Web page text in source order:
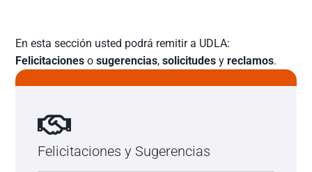
En esta sección usted podrá remitir a UDLA:
Felicitaciones osugerencias,solicitudes yreclamos.
Felicitaciones y Sugerencias